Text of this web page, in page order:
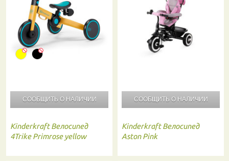
СООБЩИТЬ О НАЛИЧИИ
Kinderkraft Велосипед
4Trike Primrose yellow
СООБЩИТЬ О НАЛИЧИИ
Kinderkraft Велосипед
Aston Pink